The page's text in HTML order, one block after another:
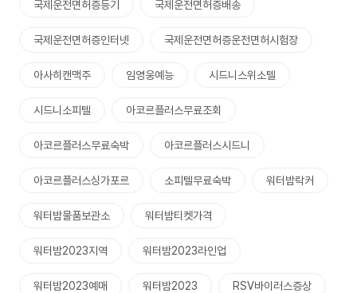
국제운전면허증등기 국제운전면허증배송
국제운전면허증인터넷 국제운전면허증운전면허시험장
아사히캔맥주 임영웅예능 시드니스위소텔
시드니소피텔 아코르플러스무료조회
아코르플러스무료숙박 아코르플러스시드니
아코르플러스싱가포르 소피텔무료숙박 워터밤락커
워터밤물품보관소 워터밤티켓가격
워터밤2023지역 워터밤2023라인업
워터밤2023예매 워터밤2023 RSV바이러스증상